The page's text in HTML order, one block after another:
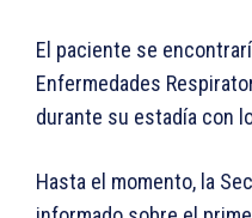
El paciente se
Enfermedades
durante su estadía con
Hasta el momento, la